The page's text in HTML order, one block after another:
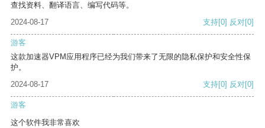
查找资料、翻译语言、编写代码等。
2024-08-17
支持[0] 反对[0]
游客
这款加速器VPM应用程序已经为我们带来了无限的隐私保护和安全性保
护。
2024-08-17
支持[0] 反对[0]
游客
这个软件我非常喜欢